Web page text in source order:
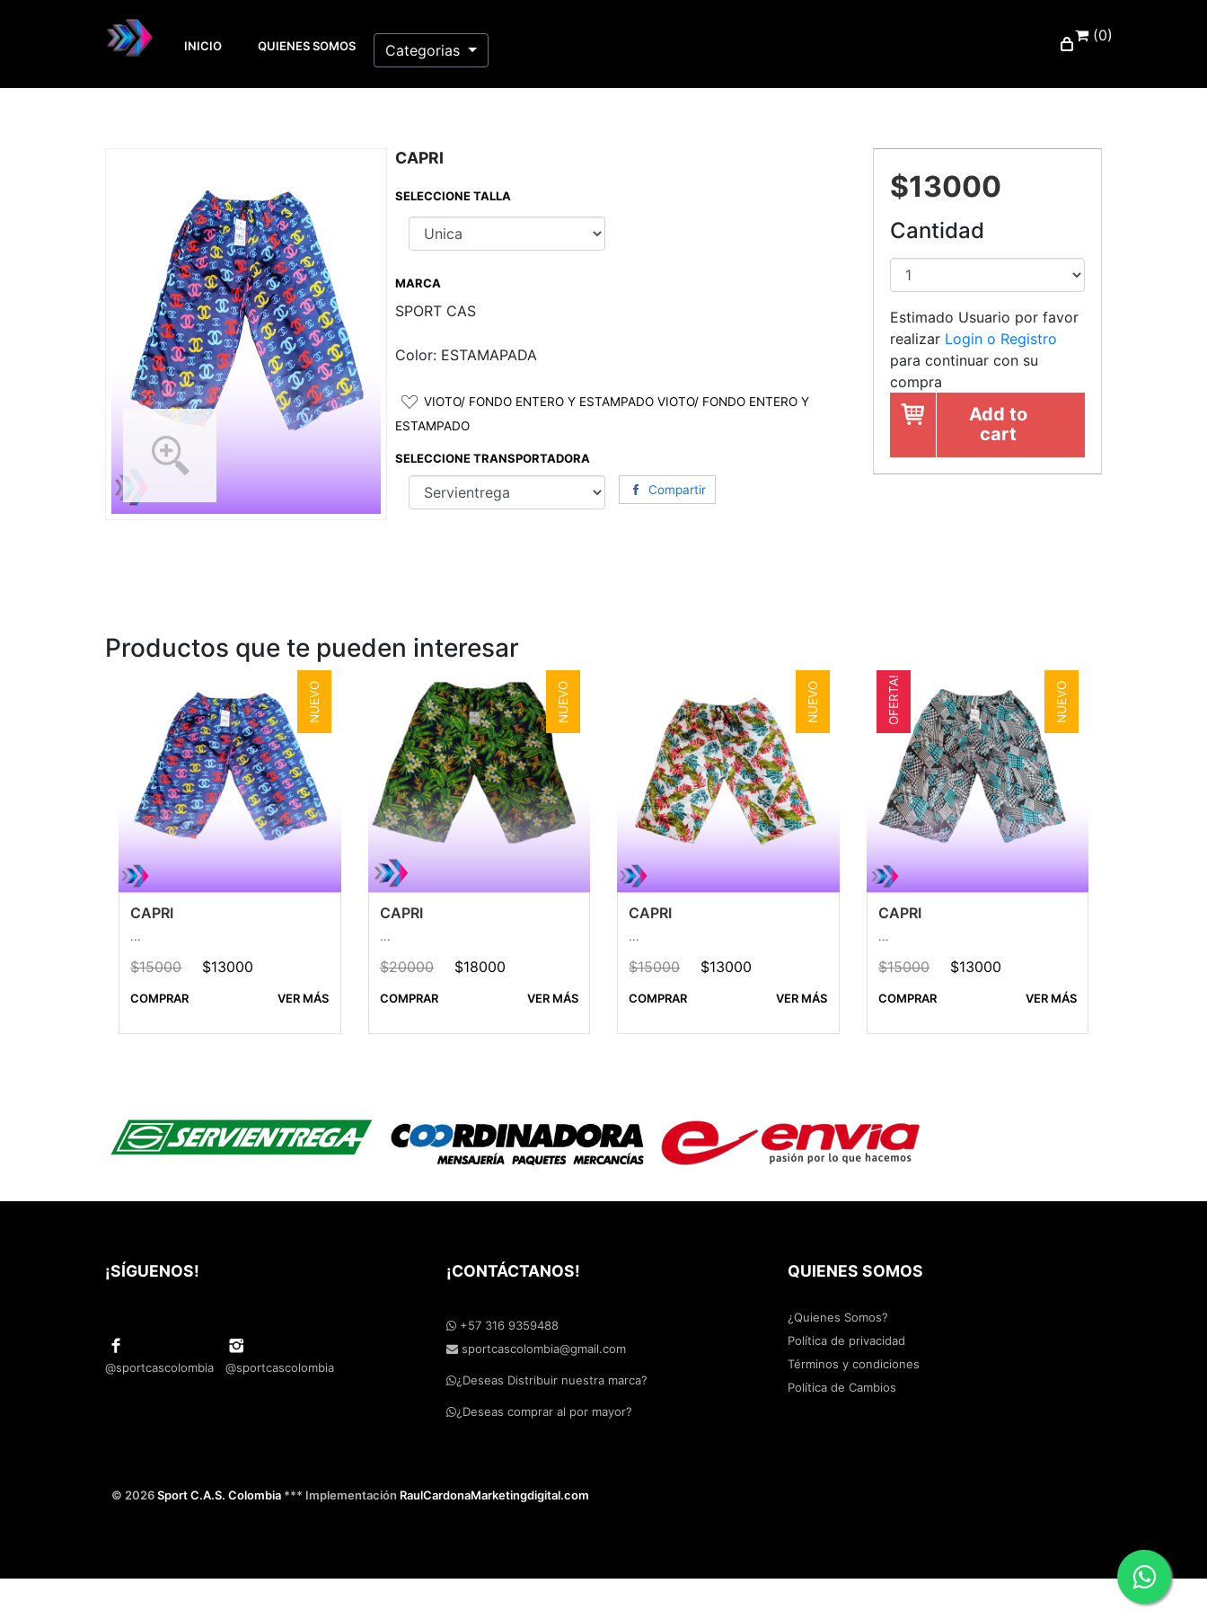
INICIO QUIENES SOMOS Categorias
(0)
CAPRI
SELECCIONE TALLA
MARCA
SPORT CAS
Color: ESTAMAPADA
VIOTO/ FONDO ENTERO Y ESTAMPADO VIOTO/ FONDO ENTERO Y
ESTAMPADO
SELECCIONE TRANSPORTADORA
Compartir
$13000
Cantidad
Estimado Usuario por favor
realizar Login o Registro
para continuar con su
compra
Add to
cart
Productos que te pueden interesar
NUEVO
CAPRI
...
$15000 $13000
COMPRAR VER MÁS
NUEVO
CAPRI
...
$20000 $18000
COMPRAR VER MÁS
NUEVO
CAPRI
...
$15000 $13000
COMPRAR VER MÁS
NUEVO
OFERTA!
CAPRI
...
$15000 $13000
COMPRAR VER MÁS
¡SÍGUENOS!
@sportcascolombia @sportcascolombia
¡CONTÁCTANOS!
+57 316 9359488
sportcascolombia@gmail.com
¿Deseas Distribuir nuestra marca?
¿Deseas comprar al por mayor?
QUIENES SOMOS
¿Quienes Somos?
Política de privacidad
Términos y condiciones
Política de Cambios
© 2026Sport C.A.S. Colombia *** Implementación RaulCardonaMarketingdigital.com